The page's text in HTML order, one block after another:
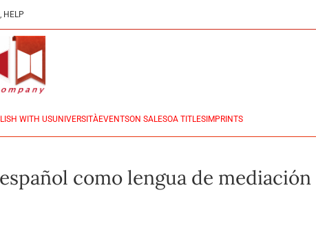
HELP
WITH USUNIVERSITÀEVENTSON SALESOA TITLES IMPRINTS
como lengua de